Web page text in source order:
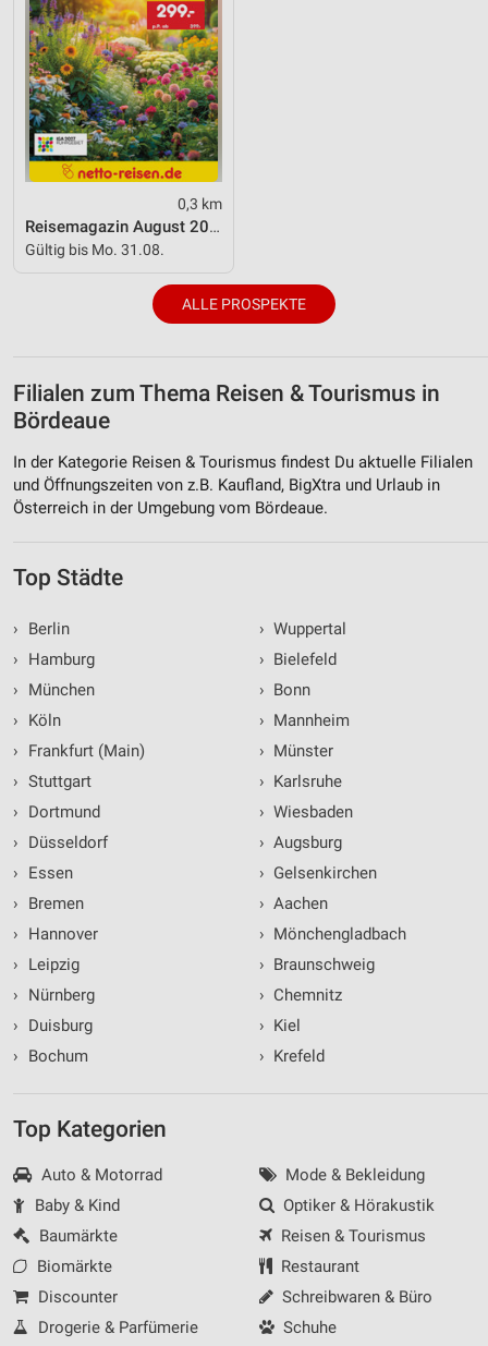
0,3 km
Reisemagazin August 2026
Gültig bis Mo. 31.08.
ALLE PROSPEKTE
Filialen zum Thema Reisen & Tourismus in
Bördeaue
In der Kategorie Reisen & Tourismus findest Du aktuelle Filialen
und Öffnungszeiten von z.B. Kaufland, BigXtra und Urlaub in
Österreich in der Umgebung vom Bördeaue.
Top Städte
›
Berlin
›
Hamburg
›
München
›
Köln
›
Frankfurt (Main)
› Stuttgart
›
Dortmund
›
Düsseldorf
›
Essen
›
Bremen
›
Hannover
›
Leipzig
›
Nürnberg
›
Duisburg
›
Bochum
› Wuppertal
› Bielefeld
› Bonn
› Mannheim
› Münster
› Karlsruhe
› Wiesbaden
› Augsburg
› Gelsenkirchen
› Aachen
› Mönchengladbach
› Braunschweig
› Chemnitz
› Kiel
› Krefeld
Top Kategorien
Auto & Motorrad
Baby & Kind
Baumärkte
Biomärkte
Discounter
Drogerie & Parfümerie
Mode & Bekleidung
Optiker & Hörakustik
Reisen & Tourismus
Restaurant
Schreibwaren & Büro
Schuhe
Funktional
Werbung